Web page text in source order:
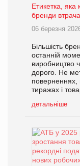
Етикетка,
бренди
06 березня
Більшість
останній
виробництво
дорого. Не
тиражах і
детальніше